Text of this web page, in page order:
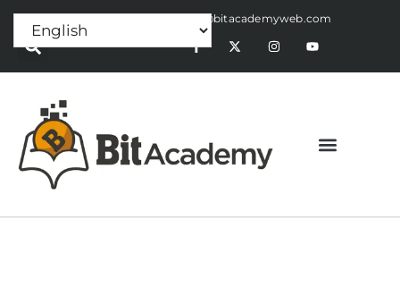
Press Release:alex@bitacademyweb.com